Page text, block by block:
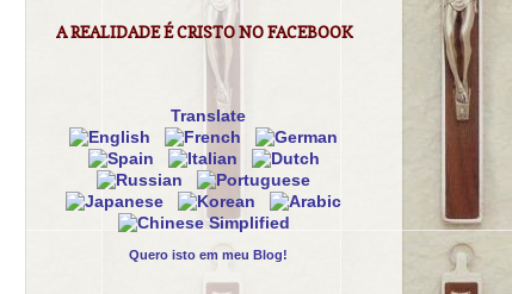
A REALIDADE É CRISTO NO FACEBOOK
Translate
Quero isto em meu Blog!